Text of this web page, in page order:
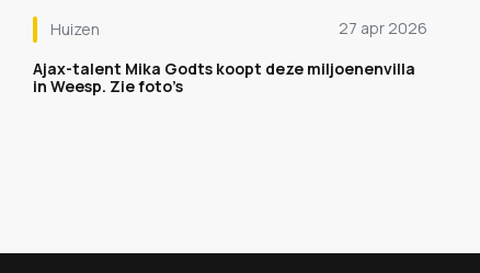
Huizen
27 apr 2026
Ajax-talent Mika Godts koopt deze miljoenenvilla
in Weesp. Zie foto’s